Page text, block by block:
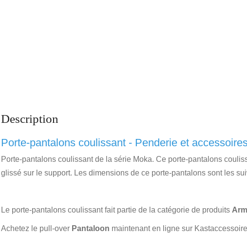
Description
Porte-pantalons coulissant - Penderie et
Porte-pantalons coulissant de la série Moka. Ce porte-pantalons
glissé sur le support. Les dimensions de ce porte-pantalons sont les
Le porte-pantalons coulissant fait partie de la catégorie de produits
Achetez le pull-over Pantaloon maintenant en ligne sur